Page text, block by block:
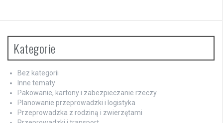
Kategorie
Bez kategorii
Inne tematy
Pakowanie, kartony i zabezpieczanie rzeczy
Planowanie przeprowadzki i logistyka
Przeprowadzka z rodziną i zwierzętami